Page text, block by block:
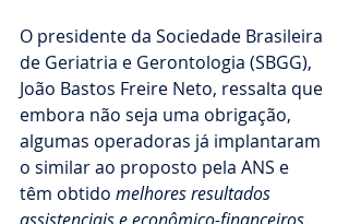
O presidente da Sociedade Brasileira
de Geriatria e Gerontologia (SBGG),
João Bastos Freire Neto, ressalta que
embora não seja uma obrigação,
algumas operadoras já implantaram
o similar ao proposto pela ANS e
têm obtido melhores resultados